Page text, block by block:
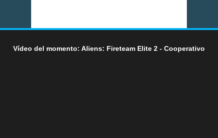
Vídeo del momento: Aliens: Fireteam Elite 2 - Cooperativo